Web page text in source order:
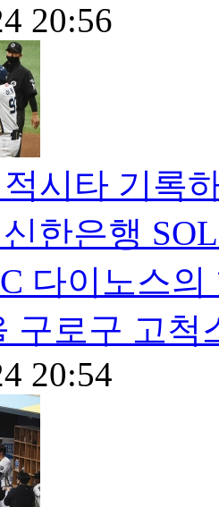
20:56
시타 기록
한은행
다이노스
구로구 고척
20:54